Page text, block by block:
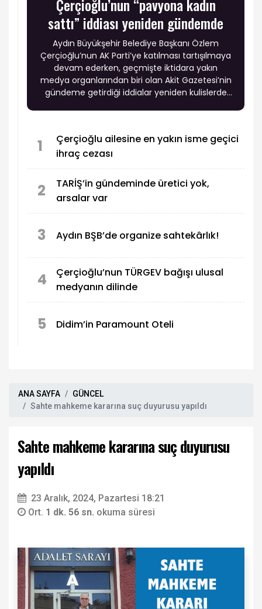
Çerçioğlu’nun “pavyona kadın
sattı” iddiası yeniden gündemde
Aydın Büyükşehir Belediye Başkanı Özlem
Çerçioğlu’nun AK Parti’ye katılması tartışılmaya
devam ederken, geçmişte iktidara yakın
medya organlarından biri olan Akit Gazetesi’nin
gündeme getirdiği iddialar yeniden kulislerde
1
Çerçioğlu ailesine en yakın isme geçici
ihraç cezası
2
TARİŞ’in gündeminde üretici yok,
arsalar var
3 Aydın BŞB’de organize sahtekârlık!
4
Çerçioğlu’nun TÜRGEV bağışı ulusal
medyanın dilinde
5 Didim’in Paramount Oteli
ANA SAYFA
GÜNCEL
Sahte mahkeme kararına suç duyurusu yapıldı
Sahte mahkeme kararına suç duyurusu
yapıldı
23 Aralık, 2024, Pazartesi 18:21
Ort. 1 dk. 56 sn. okuma süresi